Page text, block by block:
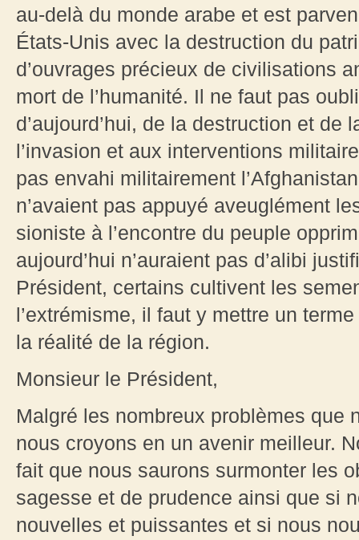
au-delà du monde arabe et est
États-Unis avec la destruction du
d’ouvrages précieux de civilisations
mort de l’humanité. Il ne faut pas
d’aujourd’hui, de la destruction et de
l’invasion et aux interventions
pas envahi militairement
n’avaient pas appuyé aveuglément
sioniste à l’encontre du peuple
aujourd’hui n’auraient pas d’alibi
Président, certains cultivent les
l’extrémisme, il faut y mettre un
la réalité de la région.
Monsieur le Président,
Malgré les nombreux problèmes que
nous croyons en un avenir meilleur.
fait que nous saurons surmonter les
sagesse et de prudence ainsi que si
nouvelles et puissantes et si nous